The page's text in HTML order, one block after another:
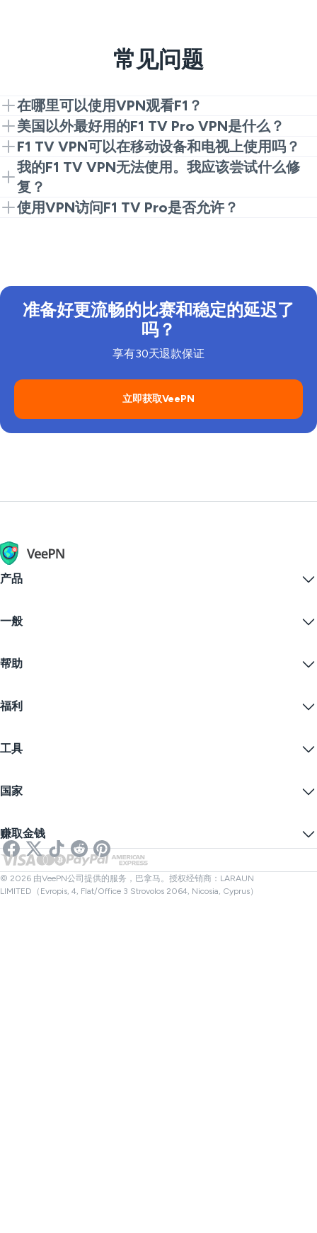
常见问题
在哪里可以使用VPN观看F1？
通过使用VPN观看F1，您可以在支持的地区访问F1
TV，或当您旅行时打开当地的广播应用程序。将
VeePN连接到提供您所需覆盖的国家，然后启动网站或
应用程序。这就是无需麻烦观看F1的地方。
美国以外最好用的F1 TV Pro VPN是什么？
寻找快速服务器、坚固的泄漏保护和可靠的位置。如果
您想要美国以外的最佳F1 TV Pro VPN之一，VeePN满
足这些要求，是一个强力选择。
F1 TV VPN可以在移动设备和电视上使用吗？
是的。在iOS或Android设备上安装VeePN，或在路由器
上运行以用于智能电视和流媒体设备。这种设置在所有
设备上作为F1 TV VPN都能很好地运行。
我的F1 TV VPN无法使用。我应该尝试什么修
复？
如果遇到F1 TV VPN无法使用的问题，切换到支持国家
使用VPN访问F1 TV Pro是否允许？
准备好更流畅的比赛和稳定的延迟了
吗？
享有30天退款保证
立即获取VeePN
产品
VPN for macOS
iOS VPN
Firefox
免费VPN
一般
VPN下载
定价
学生优惠
博客
帮助
联系我们
隐私政策
Cookie偏好设置
福利
网络隐私
匿名IP
流媒体用VPN
Netflix VPN
工具
隐藏您的IP
在线短信
链接检查器
文件检查器
国家
英国VPN
加拿大VPN
土耳其VPN
赚取金钱
合作伙伴
© 2026 由VeePN公司提供的服务，巴拿马。授权经销商：LARAUN
LIMITED（Evropis, 4, Flat/Office 3 Strovolos 2064, Nicosia, Cyprus）